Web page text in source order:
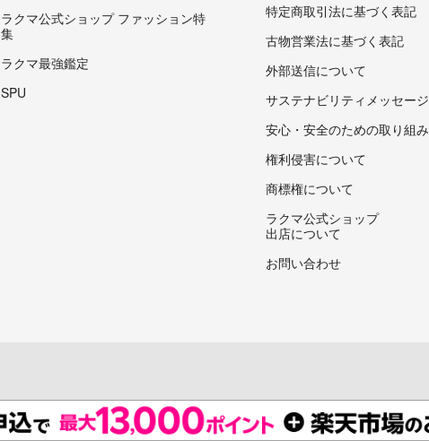
ラクマ公式ショップ ファッション特
集
ラクマ最強鑑定
SPU
特定商取引法に基づく表記
古物営業法に基づく表記
外部送信について
サステナビリティメッセージ
安心・安全のための取り組み
権利侵害について
商標権について
ラクマ公式ショップ
出店について
お問い合わせ